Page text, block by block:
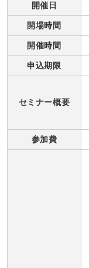
開催日
開場時間
開催時間
申込期限
セミナー概要
参加費